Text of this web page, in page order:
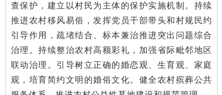
查保护，建立以村民为主体的保护实施机制。持续
推进农村移风易俗，发挥党员干部带头和村规民约
引导作用，疏堵结合、标本兼治推进突出问题综合
治理。持续整治农村高额彩礼，加强省际毗邻地区
联动治理。引导树立正确的婚恋观、生育观、家庭
观，培育简约文明的婚俗文化。健全农村殡葬公共